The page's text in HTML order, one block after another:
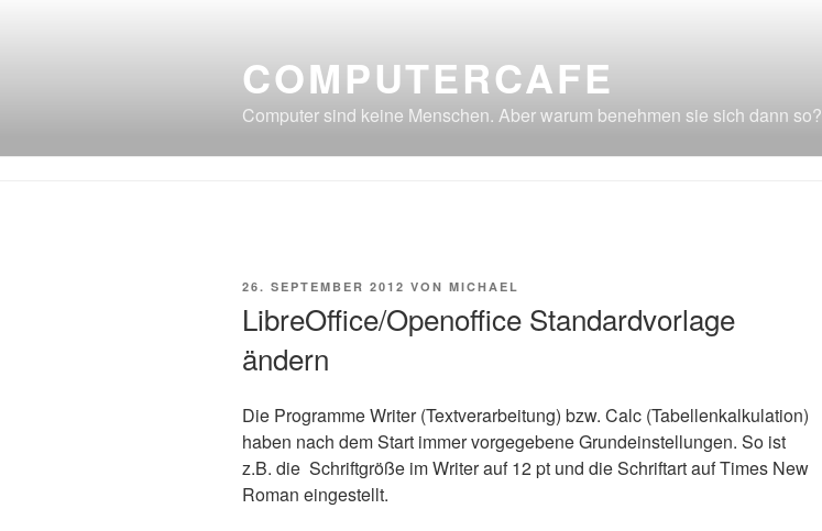
COMPUTERCAFE
Computer sind keine Menschen. Aber warum benehmen sie sich dann so?
VERÖFFENTLICHT
26. SEPTEMBER 2012 VON MICHAEL
LibreOffice/Openoffice Standardvorlage
ändern
Die Pro­gram­me Wri­ter (Text­ver­ar­bei­tung) bzw. Calc (Tabel­len­kal­ku­la­ti­on)
haben nach dem Start immer vor­ge­ge­be­ne Grund­ein­stel­lun­gen. So ist
z.B. die Schrift­grö­ße im Wri­ter auf 12 pt und die Schrift­art auf Times New
Roman eingestellt.